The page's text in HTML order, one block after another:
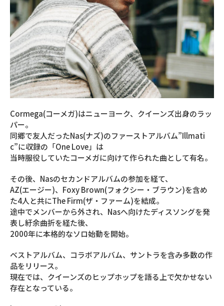
Cormega(コーメガ)はニューヨーク、クイーンズ出身のラッ
パー。
同郷で友人だったNas(ナズ)のファーストアルバム”Illmati
c”に収録の「One Love」は
当時服役していたコーメガに向けて作られた曲として有名。
その後、Nasのセカンドアルバムの参加を経て、
AZ(エージー)、Foxy Brown(フォクシー・ブラウン)を含め
た4人と共にThe Firm(ザ・ファーム)を結成。
途中でメンバーから外され、Nasへ向けたディスソングを発
表し紆余曲折を経た後、
2000年に本格的なソロ始動を開始。
ベストアルバム、コラボアルバム、サントラを含み多数の作
品をリリース。
現在では、クイーンズのヒップホップを語る上で欠かせない
存在となっている。